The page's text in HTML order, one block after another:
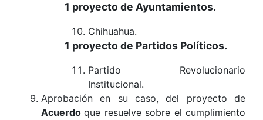
1 proyecto de Ayuntamientos.
Chihuahua.
1 proyecto de Partidos Políticos.
Partido Revolucionario
Institucional.
Aprobación en su caso, del proyecto de
Acuerdoque resuelve sobre el cumplimiento